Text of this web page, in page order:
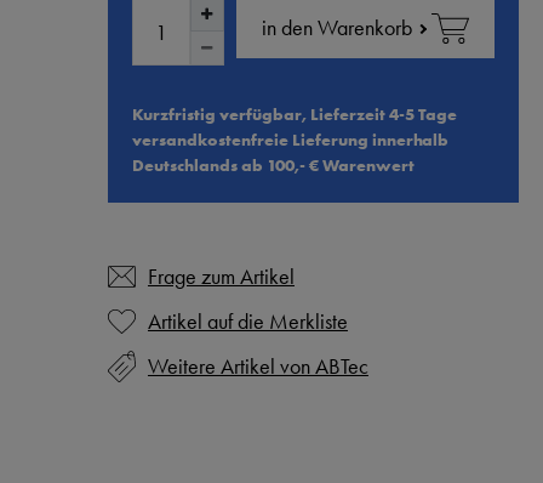
in den Warenkorb
Kurzfristig verfügbar, Lieferzeit 4-5 Tage
versandkostenfreie Lieferung innerhalb
Deutschlands ab 100,- € Warenwert
Frage zum Artikel
Weitere Artikel von ABTec